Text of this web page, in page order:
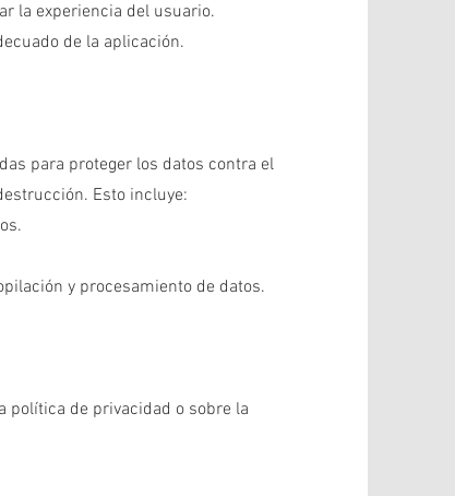
la experiencia del usuario.
de la aplicación.
para proteger los datos contra el
Esto incluye:
y procesamiento de datos.
política de privacidad o sobre la